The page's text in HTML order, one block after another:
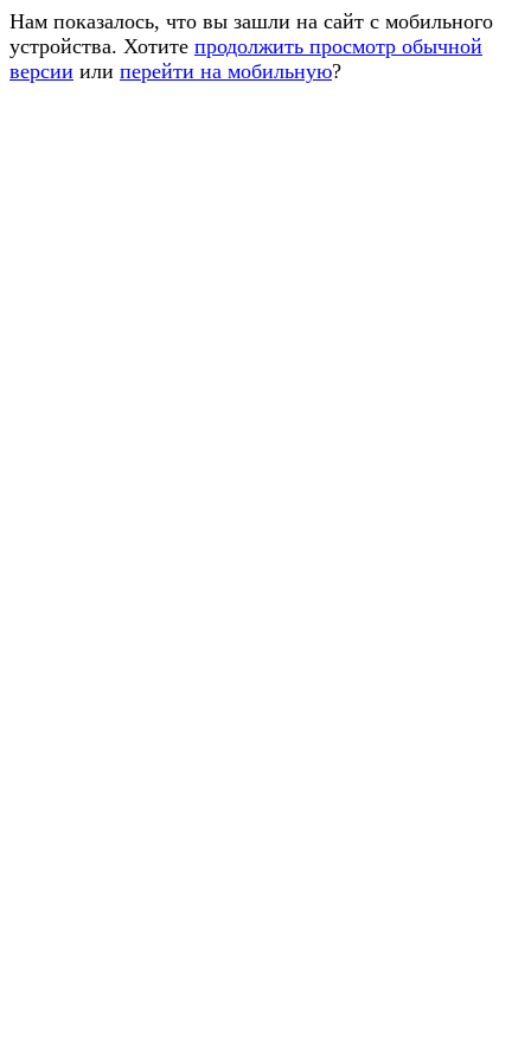
Нам показалось, что вы зашли на сайт с мобильного
устройства. Хотите продолжить просмотр обычной
версии или перейти на мобильную?